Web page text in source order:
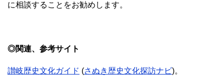
に相談することをお勧めします。
◎関連、参考サイト
讃岐歴史文化ガイド (さぬき歴史文化探訪ナビ)​。